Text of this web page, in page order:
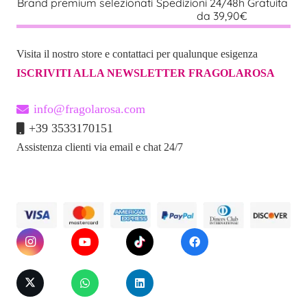
4 pattern diversi + 3 livelli di
Tipo di
Vaginale + clitoridea (coniglietto)
Batterie
necessarie
Colore Brillante e vivace
Ideale per
Chi desidera orgasmi intensi e
divertenti, anche alla prima
esperienza
da 39,90€
Visita il nostro store e contattaci per qualunque esigenza
ISCRIVITI ALLA NEWSLETTER FRAGOLAROSA
info@fragolarosa.com
+39 3533170151
Assistenza clienti via email e chat 24/7